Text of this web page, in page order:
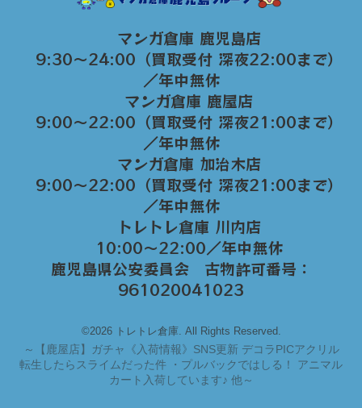
マンガ倉庫 鹿児島店
9:30～24:00（買取受付 深夜22:00まで）
／年中無休
マンガ倉庫 鹿屋店
9:00～22:00（買取受付 深夜21:00まで）
／年中無休
マンガ倉庫 加治木店
9:00〜22:00（買取受付 深夜21:00まで）
／年中無休
トレトレ倉庫 川内店
10:00〜22:00／年中無休
鹿児島県公安委員会 古物許可番号：
961020041023
©2026 トレトレ倉庫. All Rights Reserved.
～
【鹿屋店】ガチャ《入荷情報》SNS更新 デコラPICアクリル
転生したらスライムだった件 ・プルバックではしる！ アニマル
カート入荷しています♪ 他～